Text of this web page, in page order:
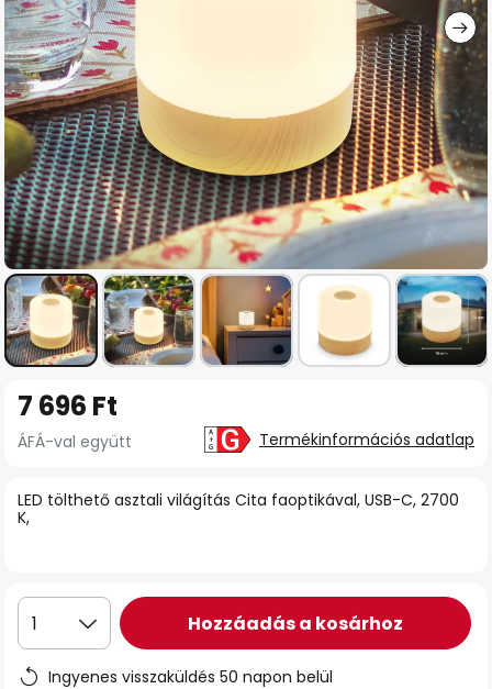
képgaléria
LED tölthető asztali világítás Cita faoptikával, USB-C, 2700
K,
7 696 Ft
ÁFÁ-val együtt Termékinformációs adatlap
1 Hozzáadás a kosárhoz
Ingyenes visszaküldés 50 napon belül